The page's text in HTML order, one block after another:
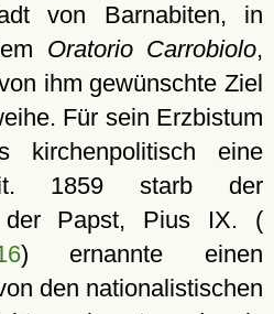
von Barnabiten, in
Oratorio Carrobiolo,
ihm gewünschte Ziel
Für sein Erzbistum
kirchenpolitisch eine
1859 starb der
der Papst, Pius IX. (
) ernannte einen
den nationalistischen